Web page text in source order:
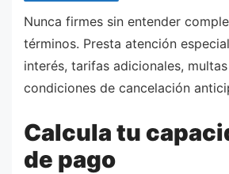
Nunca firmes sin entender
términos. Presta atención
interés, tarifas adicionales,
condiciones de cancelación
Calcula tu
de pago